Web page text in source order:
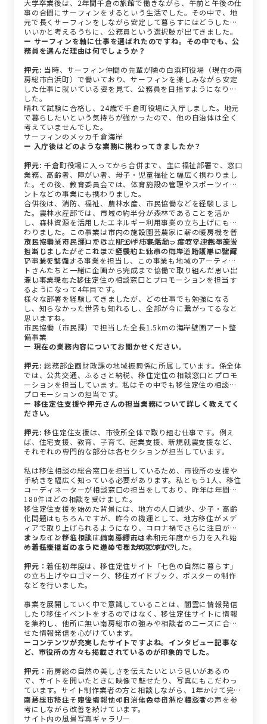
大学卒業後は、2年間千倉の旅館で働きながら、午前と午後の仕
事の合間にサーフィンをするという生活でした。その中で、地
元で長くサーフィンをしながら安定して暮らすにはどうしたら
いいかと考えるうちに、公務員という選択肢が出てきました。
ー サーフィンを軸に仕事を選ばれたのですね。その中でも、公
務員を選んだ理由は何でしょうか？
押元: 当時、サーフィン仲間の先輩が隣の白浜町役場（現在の南
房総市白浜町）で働いており、サーフィンを楽しみながら安定
した仕事に就いている姿を見て、公務員を目指すようになりま
した。
晴れて試験に合格し、24歳で千倉町役場に入庁しました。地元
で暮らしたいという気持ちが強かったので、他の自治体は全く
考えていませんでした。
サーフィンのメッカ千倉海岸
ー 入庁後はどのような業務に携わってきましたか？
押元:千倉町役場に入ってから合併まで、主に福祉部署で、窓口
業務、高齢者、障がい者、母子・児童福祉と幅広く携わりまし
た。その後、教育委員会では、体育施設の管理やスポーツイベ
ントなどの事業にも携わりました。
合併後は、消防、福祉、農林水産、市民協働などを経験しまし
た。農林水産部では、市域の約半分が森林であることを活か
し、森林資源を活用したエネルギー利用事業の立ち上げにも携
わりました。この事業は市内の施設園芸農家に薪の暖房機を普
及した事業で、ゼロから立ち上げた事業だったので、色々苦労
もありましたが、これまで経験した仕事の中で、特に思い出深
い事業でした。
市民協働（市民課）では、NPOや市民活動、産官学連携事業を
担当しました。そこでは、全長約1.5kmの海岸道路護岸に壁画
アートを整備する事業を担当し、この事業も地域のアーティス
トさんたちと一緒に企画から完成まで協働で取り組んだ思い出
深い事業でした。
そして、現在、移住定住の相談窓口とプロモーションを担当す
るようになって4年目です。
様々な部署を経験してきましたが、どの仕事でも勉強になる
し、知らなかった世界も知れるし、全部が今に繋がってるなと
思いますね。
市民協働（市民課）で担当した全長1.5kmの海岸壁画アート整
備事業
ー 現在の業務内容についてお聞かせください。
押元:総務部企画財政課の地域振興係に所属しています。係全体
では、公共交通、ふるさと納税、移住定住の相談窓口とプロモ
ーションを担当しています。私はその中でも移住定住の相談と
プロモーションの担当です。
ー 移住定住支援や押元さんの担当業務について詳しく教えてく
ださい。
押元:移住定住支援は、市役所全体で取り組む仕事です。例え
ば、住宅支援、教育、子育て、起業支援、新規就農支援など、
それぞれの専門的な部分は各セクションが担当しています。
私は移住相談の総合窓口を担当しているため、市役所の支援や
手続きを幅広く知っている必要があります。私ともう1人、移住
コーディネーターが相談窓口の担当をしており、昨年は年間
180件ほどの相談を受けました。
移住定住支援を始めた背景には、地方の人口減少、少子・高齢
化問題はもちろんですが、昨今の機運として、地方移住がメデ
ィアで取り上げられるようになり、コロナ禍でさらに注目が集
まったことがあります。南房総市は令和元年度から力を入れ始
め、私が担当になったのは令和3年度からでした。
オンライン移住相談に備える押元さん
ー着任後はどのように進めてきたのですか？
押元：着任初年度は、移住定住サイト「七色の自然に暮らす」
の立ち上げやロゴマーク、移住ガイドブック、ポスターの制作
などを行いました。
事業を展開していく中で意識していることは、闇雲に情報発信
したり移住イベントをするのではなく、移住定住サイトに情報
を集約し、他所に無い南房総市の強みや相談者のニーズに合わ
せた情報発信を心がけています。
ーコンテンツが充実したサイトですよね。インタビュー記事な
ど、市役所の方々も掲載されているのが印象的でした。
押元：南房総の自然の美しさを伝えたいという思いがあるの
で、サイトを開いたときに映像で魅せたり、写真にもこだわっ
ています。サイト制作業者の方と相談しながら、1年かけて完成
させました。その後も、他の自治体のサイトや相談者の声を参
考にしながら改善を続けています。
南房総市移住・定住情報サイト／七色の自然に暮らす
サイト内の風景写真ギャラリー